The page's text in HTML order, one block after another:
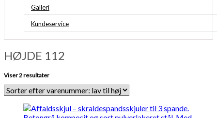
Galleri
Kundeservice
HØJDE 112
Viser 2 resultater